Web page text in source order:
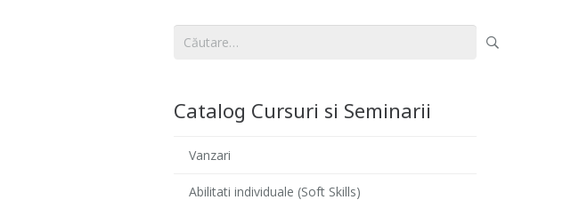
Caută
Catalog Cursuri si Seminarii
Vanzari
Abilitati individuale (Soft Skills)